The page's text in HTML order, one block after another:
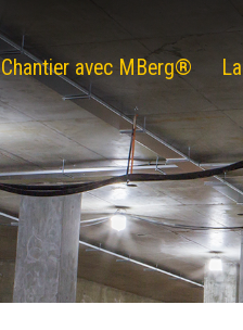
Chantier avec MBerg®